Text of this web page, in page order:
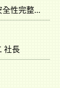
為什麼國人熱衷投資東京不動產？利潤與安全性完整解析
社長